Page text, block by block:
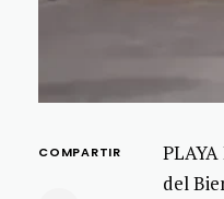
COMPARTIR
del